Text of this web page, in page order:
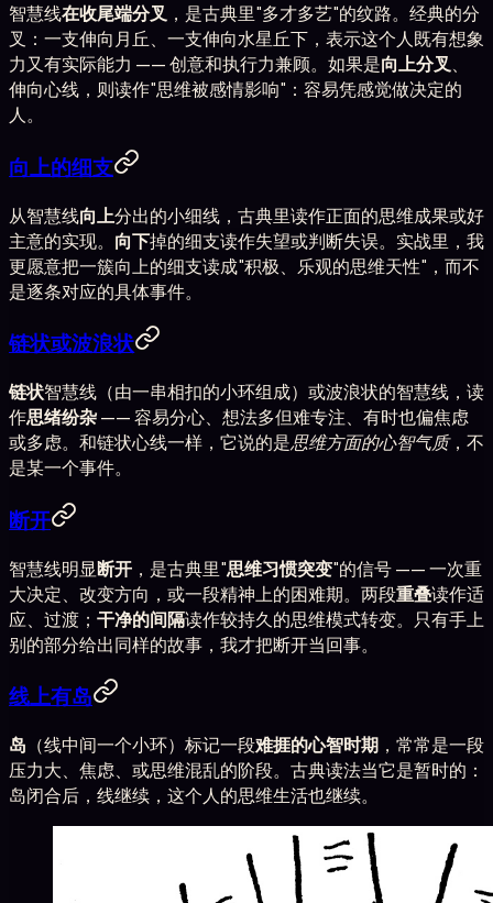
智慧线在收尾端分叉 ，是古典里"多才多艺"的纹路。经典的分
叉：一支伸向月丘、一支伸向水星丘下，表示这个人既有想象
力又有实际能力 —— 创意和执行力兼顾。如果是向上分叉、
伸向心线，则读作"思维被感情影响"：容易凭感觉做决定的
人。
向上的细支
从智慧线向上分出的小细线，古典里读作正面的思维成果或好
主意的实现。 向下掉的细支读作失望或判断失误。实战里，我
更愿意把一簇向上的细支读成"积极、乐观的思维天性"，而不
是逐条对应的具体事件。
链状或波浪状
链状智慧线（由一串相扣的小环组成）或波浪状的智慧线，读
作思绪纷杂—— 容易分心、想法多但难专注、有时也偏焦虑
或多虑。和链状心线一样，它说的是思维方面的心智气质，不
是某一个事件。
断开
智慧线明显断开 ，是古典里"思维习惯突变"的信号 —— 一次重
大决定、改变方向，或一段精神上的困难期。两段重叠读作适
应、过渡； 干净的间隔读作较持久的思维模式转变。只有手上
别的部分给出同样的故事，我才把断开当回事。
线上有岛
岛 （线中间一个小环）标记一段难捱的心智时期 ，常常是一段
压力大、焦虑、或思维混乱的阶段。古典读法当它是暂时的：
岛闭合后，线继续，这个人的思维生活也继续。